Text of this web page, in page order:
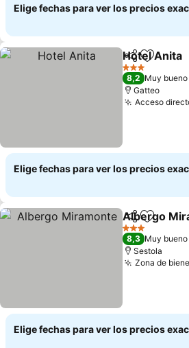
Elige fechas para ver los precios
Compartir
Hotel Anita
3 Estrellas
8,2 Muy bueno
Gatteo
Acceso
Elige fechas para ver los precios
Compartir
Albergo
3 Estrellas
8,3 Muy bueno
Sestola
Zona de
Elige fechas para ver los precios